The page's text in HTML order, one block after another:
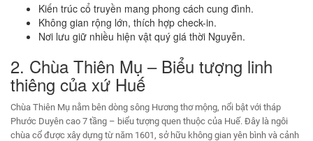
Kiến trúc cổ truyền mang phong cách cung đình.
Không gian rộng lớn, thích hợp check-in.
Nơi lưu giữ nhiều hiện vật quý giá thời Nguyễn.
2. Chùa Thiên Mụ – Biểu tượng linh
thiêng của xứ Huế
Chùa Thiên Mụ nằm bên dòng sông Hương thơ mộng, nổi bật với tháp
Phước Duyên cao 7 tầng – biểu tượng quen thuộc của Huế. Đây là ngôi
chùa cổ được xây dựng từ năm 1601, sở hữu không gian yên bình và cảnh